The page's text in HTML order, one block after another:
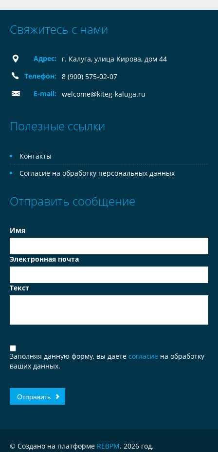
Свяжитесь с нами
Адрес:
г. Калуга, улица Кирова, дом 44
Телефон:
8 (900) 575-02-07
E-mail:
welcome@kiteg-kaluga.ru
Полезные ссылки
Контакты
Согласие на обработку персональных данных
Отправить сообщение
Имя
Электронная почта
Текст
Заполняя данную форму, вы даете согласие на обработку
ваших данных.
© Создано на платформе REBPM. 2026 год.